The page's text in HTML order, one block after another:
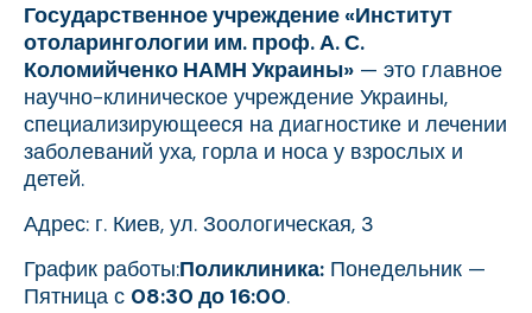
Государственное учреждение «Институт
отоларингологии им. проф. А. С.
Коломийченко НАМН Украины» — это главное
научно-клиническое учреждение Украины,
специализирующееся на диагностике и лечении
заболеваний уха, горла и носа у взрослых и
детей.
Адрес: г. Киев, ул. Зоологическая, 3
График работы:Поликлиника: Понедельник —
Пятница с 08:30 до 16:00.